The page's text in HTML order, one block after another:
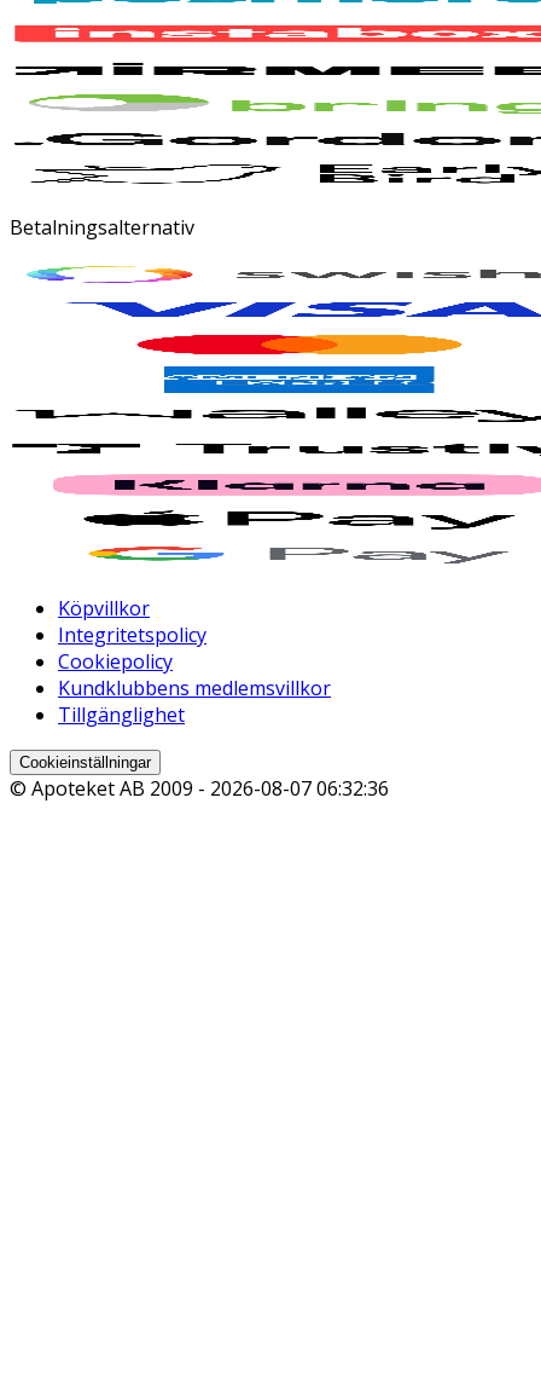
Betalningsalternativ
Köpvillkor
Integritetspolicy
Cookiepolicy
Kundklubbens medlemsvillkor
Tillgänglighet
Cookieinställningar
© Apoteket AB 2009 - 2026-08-07 06:32:36